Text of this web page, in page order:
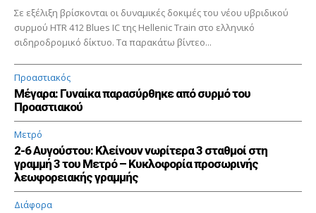
Σε εξέλιξη βρίσκονται οι δυναμικές δοκιμές του νέου υβριδικού
συρμού HTR 412 Blues IC της Hellenic Train στο ελληνικό
σιδηροδρομικό δίκτυο. Τα παρακάτω βίντεο...
Προαστιακός
Μέγαρα: Γυναίκα παρασύρθηκε από συρμό του
Προαστιακού
Μετρό
2-6 Αυγούστου: Κλείνουν νωρίτερα 3 σταθμοί στη
γραμμή 3 του Μετρό – Κυκλοφορία προσωρινής
λεωφορειακής γραμμής
Διάφορα